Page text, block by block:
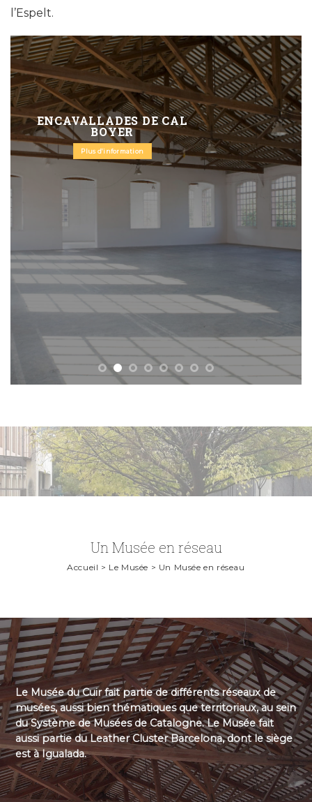
l’Espelt.
ENCAVALLADES DE CAL
BOYER
Plus d'information
Un Musée en réseau
Accueil > Le Musée > Un Musée en réseau
Le Musée du Cuir fait partie de différents réseaux de
musées, aussi bien thématiques que territoriaux, au sein
du Système de Musées de Catalogne. Le Musée fait
aussi partie du Leather Cluster Barcelona, dont le siège
est à Igualada.